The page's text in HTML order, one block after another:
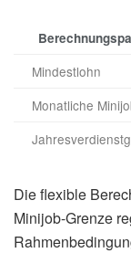
Mindestlohn
Monatliche
Die flexible
Minijob-Grenze